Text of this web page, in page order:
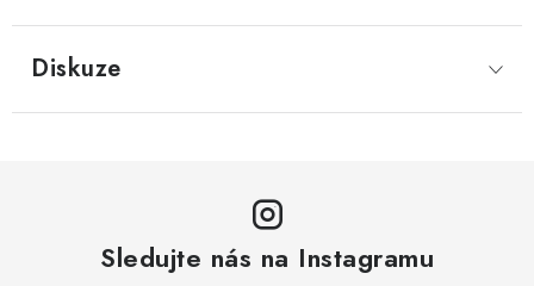
Diskuze
Sledujte nás na Instagramu